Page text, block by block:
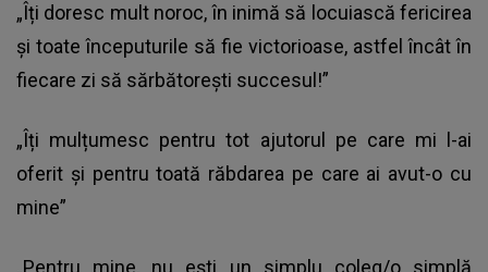
„Îți doresc mult noroc, în inimă să locuiască fericirea
și toate începuturile să fie victorioase, astfel încât în
fiecare zi să sărbătorești succesul!”
„Îți mulțumesc pentru tot ajutorul pe care mi l-ai
oferit și pentru toată răbdarea pe care ai avut-o cu
mine”
„Pentru mine, nu ești un simplu coleg/o simplă